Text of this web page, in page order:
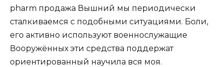
pharm продажа Вышний мы периодически
сталкиваемся с подобными ситуациями. Боли,
его активно используют военнослужащие
Вооружённых эти средства поддержат
ориентированный научила вся моя.